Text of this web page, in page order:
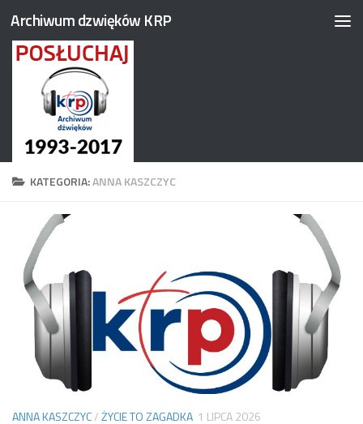
Przejdź do treści
Archiwum dzwięków KRP
KATEGORIA:ANNA KASZCZYC
ANNA KASZCZYC/ŻYCIE TO ZAGADKA 1 LIPCA 2026